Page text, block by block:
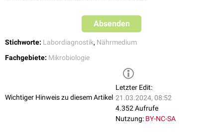
Absenden
Stichworte: Labordiagnostik, Nährmedium
Fachgebiete: Mikrobiologie
Wichtiger Hinweis zu diesem Artikel
Letzter Edit:
21.03.2024, 08:52
4.352 Aufrufe
Nutzung: BY-NC-SA